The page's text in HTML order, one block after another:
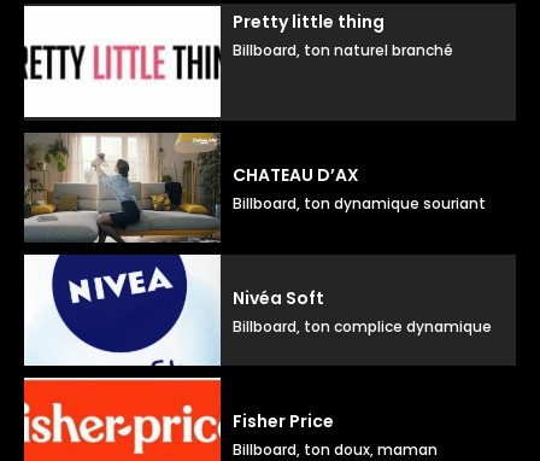
Pretty little thing
Billboard, ton naturel branché
CHATEAU D’AX
Billboard, ton dynamique souriant
Nivéa Soft
Billboard, ton complice dynamique
Fisher Price
Billboard, ton doux, maman